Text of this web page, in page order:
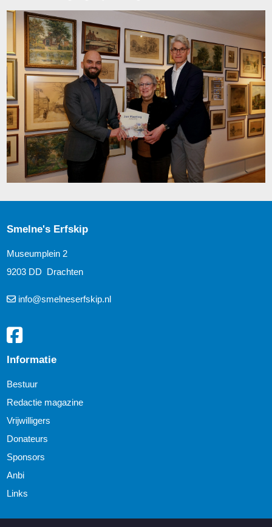
Smelne's Erfskip
Museumplein 2
9203 DD Drachten
info@smelneserfskip.nl
Informatie
Bestuur
Redactie magazine
Vrijwilligers
Donateurs
Sponsors
Anbi
Links